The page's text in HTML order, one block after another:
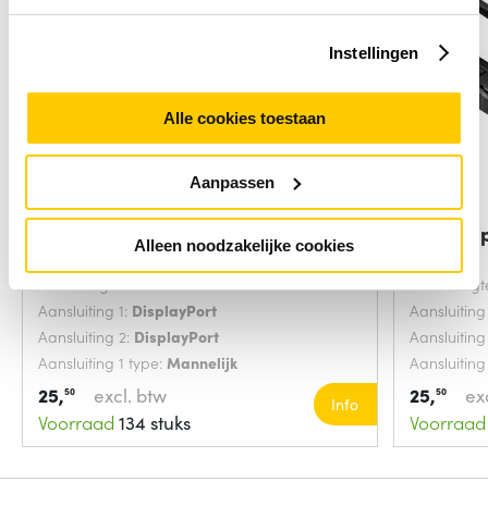
Instellingen
Alle cookies toestaan
Aanpassen
Alleen noodzakelijke cookies
ACT 5 meter DisplayPort cable
male - male
Snoerlengte:5 Meters
Aansluiting 1: DisplayPort
Aansluiting 2: DisplayPort
Aansluiting 1 type: Mannelijk
25,50
excl. btw
Voorraad 134 stuks
Info
ACT
25,50
Voorraad